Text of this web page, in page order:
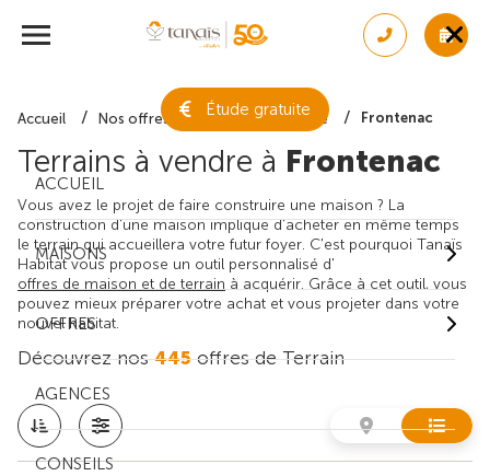
Étude gratuite
ACCUEIL
MAISONS
OFFRES
AGENCES
CONSEILS
Accueil Nos offres de terrain Gironde Frontenac
Terrains à vendre à Frontenac
Vous avez le projet de faire construire une maison ? La
construction d'une maison implique d'acheter en même temps
le terrain qui accueillera votre futur foyer. C'est pourquoi Tanaïs
Habitat vous propose un outil personnalisé d'
offres de maison et de terrain à acquérir. Grâce à cet outil, vous
pouvez mieux préparer votre achat et vous projeter dans votre
nouvel habitat.
Découvrez nos445offres de Terrain